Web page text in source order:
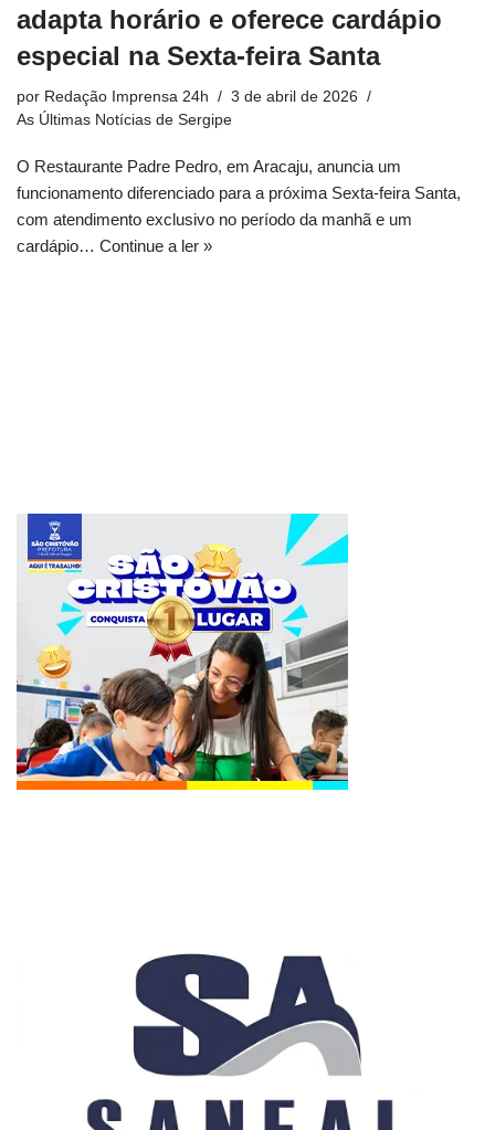
adapta horário e oferece cardápio
especial na Sexta-feira Santa
por Redação Imprensa 24h
3 de abril de 2026
As Últimas Notícias de Sergipe
O Restaurante Padre Pedro, em Aracaju, anuncia um
funcionamento diferenciado para a próxima Sexta-feira Santa,
com atendimento exclusivo no período da manhã e um
cardápio… Continue a ler »